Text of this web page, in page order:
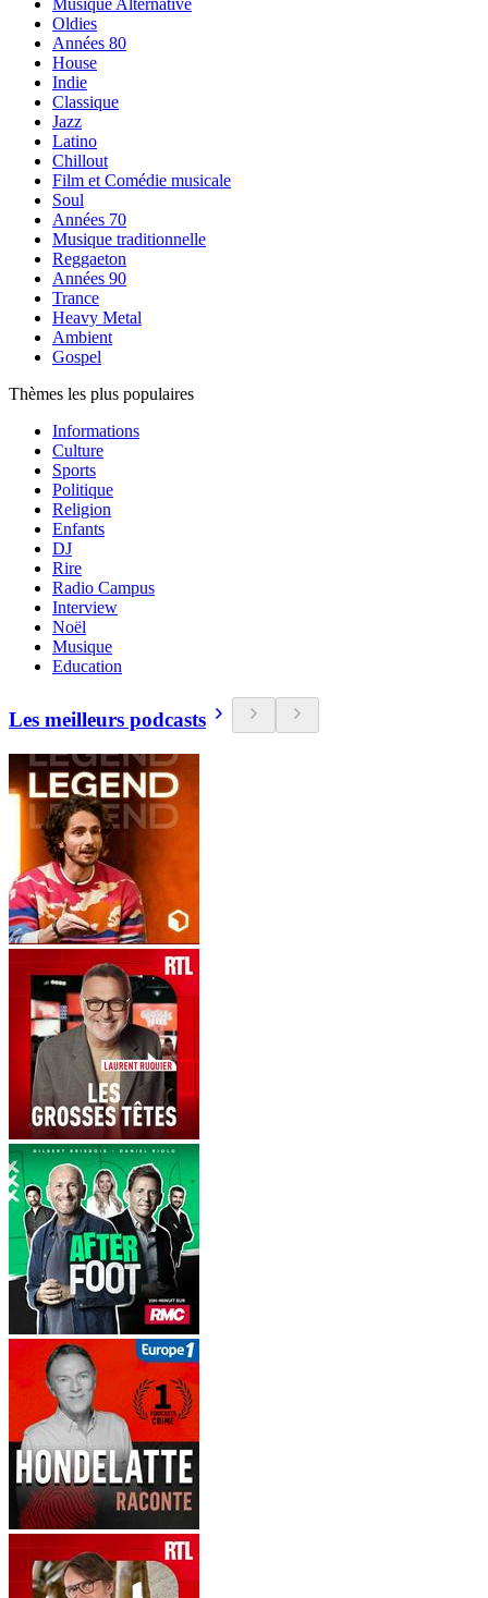
Musique Alternative
Oldies
Années 80
House
Indie
Classique
Jazz
Latino
Chillout
Film et Comédie musicale
Soul
Années 70
Musique traditionnelle
Reggaeton
Années 90
Trance
Heavy Metal
Ambient
Gospel
Thèmes les plus populaires
Informations
Culture
Sports
Politique
Religion
Enfants
DJ
Rire
Radio Campus
Interview
Noël
Musique
Education
Les meilleurs podcasts